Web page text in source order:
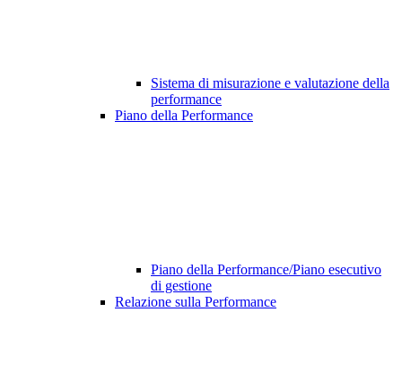
Sistema di misurazione e valutazione della
performance
Piano della Performance
Piano della Performance/Piano esecutivo
di gestione
Relazione sulla Performance